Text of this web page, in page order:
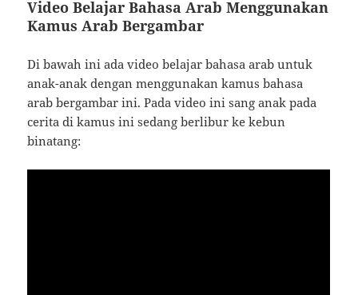
Video Belajar Bahasa Arab Menggunakan
Kamus Arab Bergambar
Di bawah ini ada video belajar bahasa arab untuk
anak-anak dengan menggunakan kamus bahasa
arab bergambar ini. Pada video ini sang anak pada
cerita di kamus ini sedang berlibur ke kebun
binatang: